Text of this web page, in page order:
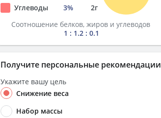
Углеводы
3% 2г
Соотношение белков, жиров и углеводов
1 : 1.2 : 0.1
Получите персональные рекомендации
Укажите вашу цель
Снижение веса
Набор массы